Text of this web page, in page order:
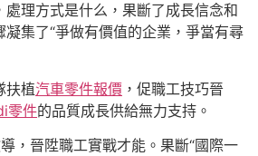
處理方式是什么，果斷了成長信念和
集了“爭做有價值的企業，爭當有尋
扶植汽車零件報價 ，促職工技巧晉
零件的品質成長供給無力支持。
，晉陞職工實戰才能。果斷“國際一